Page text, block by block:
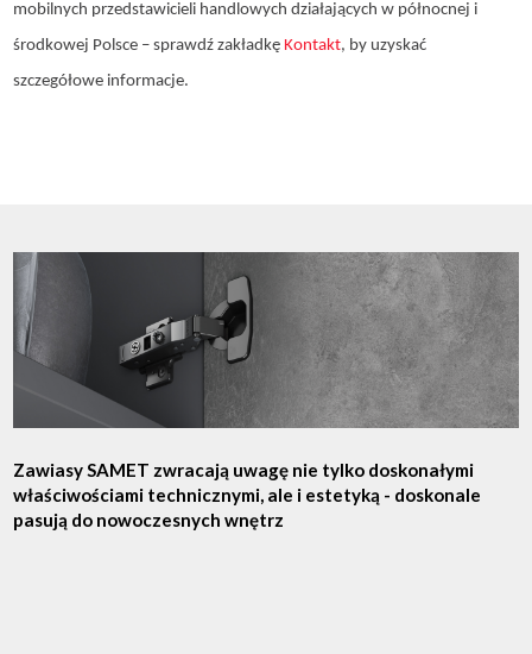
mobilnych przedstawicieli handlowych działających w północnej i
środkowej Polsce – sprawdź zakładkę Kontakt, by uzyskać
szczegółowe informacje.
Zawiasy SAMET zwracają uwagę nie tylko doskonałymi
właściwościami technicznymi, ale i estetyką - doskonale
pasują do nowoczesnych wnętrz